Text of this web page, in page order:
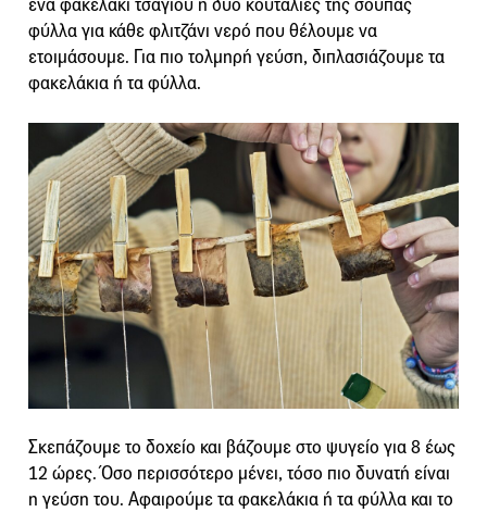
ένα φακελάκι τσαγιού ή δύο κουταλιές της σούπας
φύλλα για κάθε φλιτζάνι νερό που θέλουμε να
ετοιμάσουμε. Για πιο τολμηρή γεύση, διπλασιάζουμε τα
φακελάκια ή τα φύλλα.
Σκεπάζουμε το δοχείο και βάζουμε στο ψυγείο για 8 έως
12 ώρες. Όσο περισσότερο μένει, τόσο πιο δυνατή είναι
η γεύση του. Αφαιρούμε τα φακελάκια ή τα φύλλα και το